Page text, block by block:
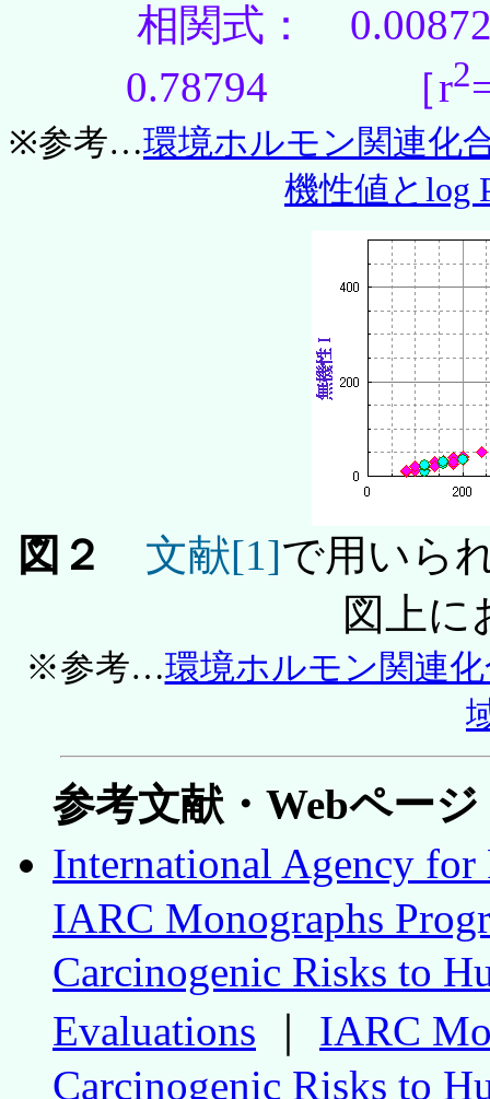
相関式：
0.78794 ［r2
※参考…環境ホルモン関連化
機性値とlog
図２ 文献[1]で用いら
図上に
※参考…環境ホルモン関連
参考文献・Webページ
International Agency for
IARC Monographs
Carcinogenic Risks to
Evaluations
IARC
Carcinogenic Risks to